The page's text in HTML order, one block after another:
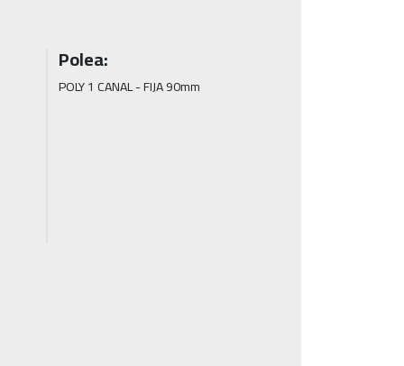
Polea:
POLY 1 CANAL - FIJA 90mm